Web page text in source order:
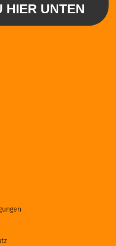
HIER UNTEN